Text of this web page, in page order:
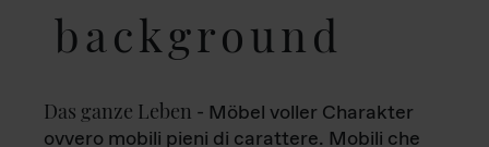
background
Das ganze Leben - Möbel voller Charakter
ovvero mobili pieni di carattere. Mobili che